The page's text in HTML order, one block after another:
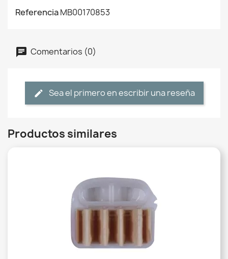
ReferenciaMB00170853
Comentarios (0)
Sea el primero en escribir una reseña
Productos similares